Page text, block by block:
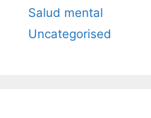
Salud mental
Uncategorised